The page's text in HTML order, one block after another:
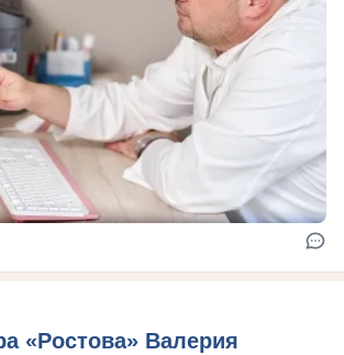
«Ростова» Валерия